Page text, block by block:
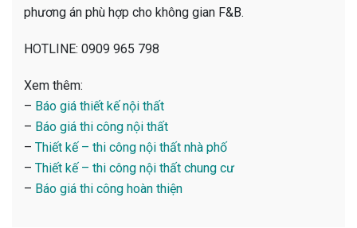
phương án phù hợp cho không gian F&B.
HOTLINE: 0909 965 798
Xem thêm:
– Báo giá thiết kế nội thất
– Báo giá thi công nội thất
– Thiết kế – thi công nội thất nhà phố
– Thiết kế – thi công nội thất chung cư
– Báo giá thi công hoàn thiện